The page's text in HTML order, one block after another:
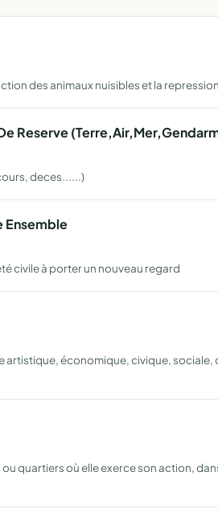
des animaux nuisibles et la
Reserve
deces......)
Ensemble
civile à porter un nouveau regard
économique, civique, sociale,
quartiers où elle exerce son action,